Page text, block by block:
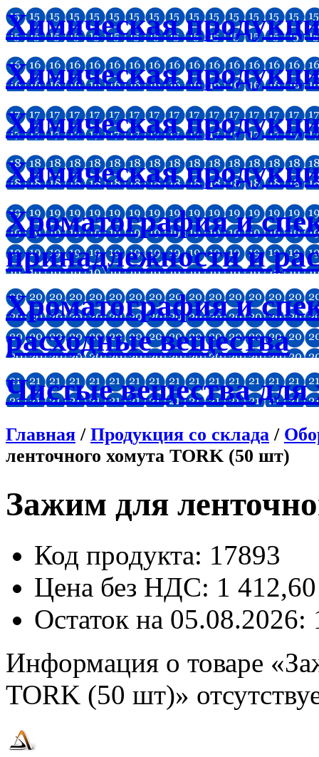
Химическая
Химическая
Химическая
Химическая
Хроматография и
принадлежности и
Хроматография и
расходные вещества
Чистые вещества для
Главная / Продукция со склада /
ленточного хомута TORK (50 шт)
Зажим для
Код продукта: 17893
Цена без НДС: 1
Остаток на 05.08.2026:
Информация о товаре
TORK (50 шт)»